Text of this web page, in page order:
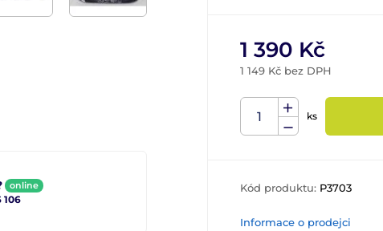
online
106
1 390 Kč
1 149 Kč bez DPH
ks
Kód produktu: P3703
Informace o prodejci